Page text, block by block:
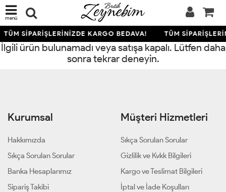
menü
TÜM SİPARİŞLERİNİZDE KARGO BEDAVA! TÜM
İlgili ürün bulunamadı veya satışa kapalı. Lütfen daha
sonra tekrar deneyin.
Kurumsal
Hakkımızda
Sıkça Sorulan Sorular
Banka Hesaplarımız
Sipariş Takibi
Müşteri Hizmetleri
Sıkça Sorulan Sorular
Gizlilik ve Kvkk Bilgileri
Kargo ve Teslimat Bilgileri
İptal ve İade Koşulları